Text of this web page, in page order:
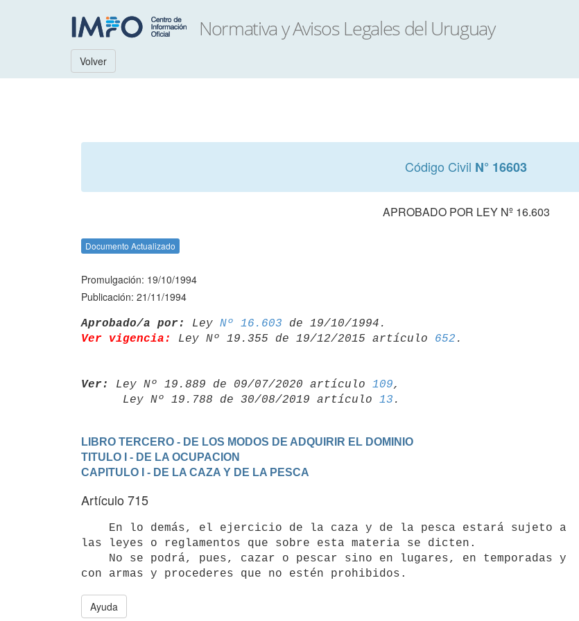
Volver
Código Civil N° 16603
APROBADO POR LEY Nº 16.603
Documento Actualizado
Promulgación: 19/10/1994
Publicación: 21/11/1994
Aprobado/a por: Ley Nº 16.603
Ver vigencia:
Ley Nº 19.355 de 19/12/2015 artículo 652
Ver: Ley Nº 19.889 de 09/07/2020 artículo 109,
      Ley Nº 19.788 de 30/08/2019 artículo
13
LIBRO TERCERO - DE LOS MODOS DE ADQUIRIR EL DOMINIO
TITULO I - DE LA OCUPACION
CAPITULO I - DE LA CAZA Y DE LA PESCA
Artículo 715
las leyes o reglamentos que sobre esta materia se dicten.
Ayuda